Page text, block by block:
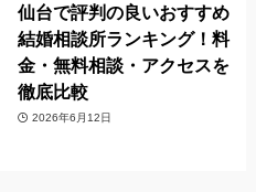
仙台で評判の良いおすすめ
結婚相談所ランキング！料
金・無料相談・アクセスを
徹底比較
2026年6月12日